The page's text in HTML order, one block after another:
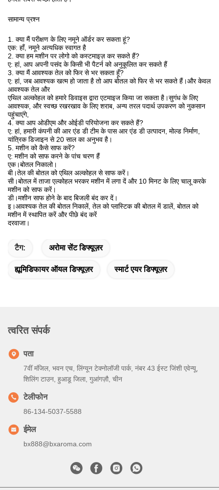
सामान्य प्रश्न
1. क्या मैं परीक्षण के लिए नमूने ऑर्डर कर सकता हूं?
एक: हाँ, नमूने अत्यधिक स्वागत है
2. क्या हम मशीन पर लोगो को कस्टमाइज़ कर सकते हैं?
ए: हां, आप अपनी पसंद के किसी भी पैटर्न को अनुकूलित कर सकते हैं
3. क्या मैं आवश्यक तेल को फिर से भर सकता हूँ?
ए: हां, जब आवश्यक खत्म हो जाता है तो आप बोतल को फिर से भर सकते हैं।और केवल
आवश्यक तेल और
एथिल अल्कोहल को हमारे डिवाइस द्वारा एटमाइज किया जा सकता है।सुगंध के लिए
आवश्यक, और स्वच्छ रखरखाव के लिए शराब, अन्य तरल पदार्थ उपकरण को नुकसान
पहुंचाएंगे,
4. क्या आप ओडीएम और ओईडी परियोजना कर सकते हैं?
ए: हां, हमारी कंपनी की आर एंड डी टीम के पास आर एंड डी उत्पादन, मोल्ड निर्माण,
यांत्रिक डिजाइन से 20 साल का अनुभव है।
5. मशीन को कैसे साफ करें?
ए: मशीन को साफ करने के पांच चरण हैं
एक।बोतल निकालो।
बी।तेल की बोतल को एथिल अल्कोहल से साफ करें।
सी।बोतल में ताजा एल्कोहल भरकर मशीन में लगा दें और 10 मिनट के लिए चालू करके
मशीन को साफ करें।
डी।मशीन साफ ​​होने के बाद बिजली बंद कर दें।
इ।आवश्यक तेल की बोतल निकालें, तेल को प्लास्टिक की बोतल में डालें, बोतल को
मशीन में स्थापित करें और पीछे बंद करें
दरवाजा।
टैग: अरोमा सेंट डिफ्यूज़र
ह्यूमिडिफायर ऑयल डिफ्यूज़र स्मार्ट एयर डिफ्यूज़र
त्वरित संपर्क
पता
7वीं मंजिल, भवन एच, लिंग्यून टेक्नोलॉजी पार्क, नंबर 43 ईस्ट जिंशी एवेन्यू,
शिलिंग टाउन, हुआडू जिला, गुआंगज़ौ, चीन
टेलीफोन
86-134-5037-5588
ईमेल
bx888@bxaroma.com